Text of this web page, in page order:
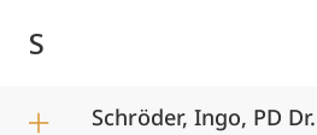
S
Schröder, Ingo, PD Dr.